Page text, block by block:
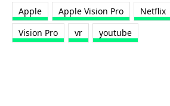
Apple Apple Vision Pro Netflix
Vision Pro
vr youtube